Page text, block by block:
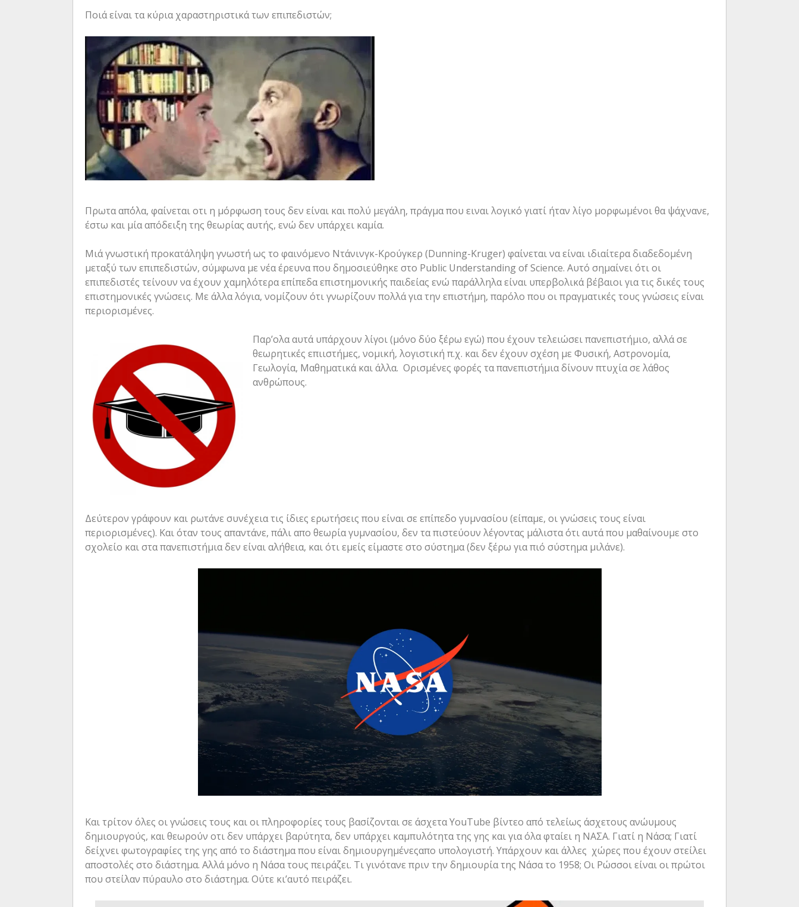
Ποιά είναι τα κύρια χαραστηριστικά των επιπεδιστών;
Πρωτα απ΄όλα, φαίνεται οτι η μόρφωση τους δεν είναι και πολύ μεγάλη, πράγμα που ειναι λογικό γιατί ήταν λίγο μορφωμένοι θα ψάχνανε,
έστω και μία απόδειξη της θεωρίας αυτής, ενώ δεν υπάρχει καμία.
Μιά γνωστική προκατάληψη γνωστή ως το φαινόμενο Ντάνινγκ-Κρούγκερ (Dunning-Kruger) φαίνεται να είναι ιδιαίτερα διαδεδομένη
μεταξύ των επιπεδιστών, σύμφωνα με νέα έρευνα που δημοσιεύθηκε στο Public Understanding of Science. Αυτό σημαίνει ότι οι
επιπεδιστές τείνουν να έχουν χαμηλότερα επίπεδα επιστημονικής παιδείας ενώ παράλληλα είναι υπερβολικά βέβαιοι για τις δικές τους
επιστημονικές γνώσεις. Με άλλα λόγια, νομίζουν ότι γνωρίζουν πολλά για την επιστήμη, παρόλο που οι πραγματικές τους γνώσεις είναι
περιορισμένες.
Παρ’ολα αυτά υπάρχουν λίγοι (μόνο δύο ξέρω εγώ) που έχουν τελειώσει πανεπιστήμιο, αλλά σε
θεωρητικές επιιστήμες, νομική, λογιστική π.χ. και δεν έχουν σχέση με Φυσική, Αστρονομία,
Γεωλογία, Μαθηματικά και άλλα. Ορισμένες φορές τα πανεπιστήμια δίνουν πτυχία σε λάθος
ανθρώπους.
Δεύτερον γράφουν και ρωτάνε συνέχεια τις ίδιες ερωτήσεις που είναι σε επίπεδο γυμνασίου (είπαμε, οι γνώσεις τους είναι
περιορισμένες). Και όταν τους απαντάνε, πάλι απο θεωρία γυμνασίου, δεν τα πιστεύουν λέγοντας μάλιστα ότι αυτά που μαθαίνουμε στο
σχολείο και στα πανεπιστήμια δεν είναι αλήθεια, και ότι εμείς είμαστε στο σύστημα (δεν ξέρω για πιό σύστημα μιλάνε).
Και τρίτον όλες οι γνώσεις τους και οι πληροφορίες τους βασίζονται σε άσχετα YouTube βίντεο από τελείως άσχετους ανώυμους
δημιουργούς, και θεωρούν οτι δεν υπάρχει βαρύτητα, δεν υπάρχει καμπυλότητα της γης και για όλα φταίει η ΝΑΣΑ. Γιατί η Νάσα; Γιατί
δείχνει φωτογραφίες της γης από το διάστημα που είναι δημιουργημένεςαπο υπολογιστή. Υπάρχουν και άλλες χώρες που έχουν στείλει
αποστολές στο διάστημα. Αλλά μόνο η Νάσα τους πειράζει. Τι γινότανε πριν την δημιουρία της Νάσα το 1958; Οι Ρώσσοι είναι οι πρώτοι
που στείλαν πύραυλο στο διάστημα. Ούτε κι’αυτό πειράζει.